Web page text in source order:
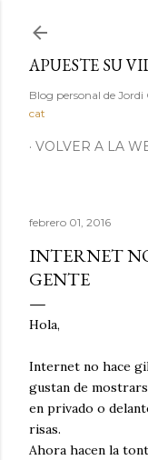
APUESTE SU
Blog personal de
cat
VOLVER A LA
febrero 01, 2016
INTERNET
GENTE
Hola,
Internet no hace
gustan de
en privado o
risas.
Ahora hacen la